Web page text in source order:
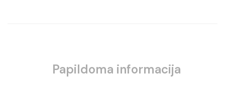
Papildoma informacija